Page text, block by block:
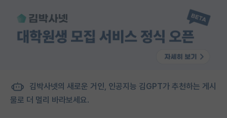
김박사넷의 새로운 거인, 인공지능 김GPT가 추천하는 게시
물로 더 멀리 바라보세요.